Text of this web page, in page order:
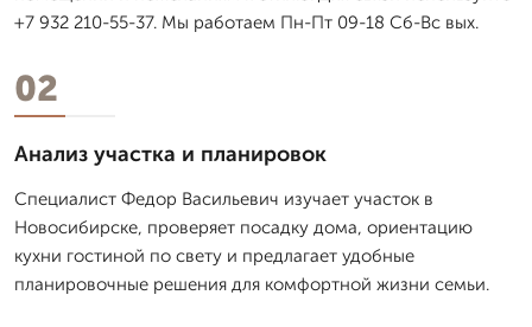
+7 932 210-55-37. Мы работаем Пн-Пт 09-18 Сб-Вс вых.
02
Анализ участка и планировок
Специалист Федор Васильевич изучает участок в
Новосибирске, проверяет посадку дома, ориентацию
кухни гостиной по свету и предлагает удобные
планировочные решения для комфортной жизни семьи.